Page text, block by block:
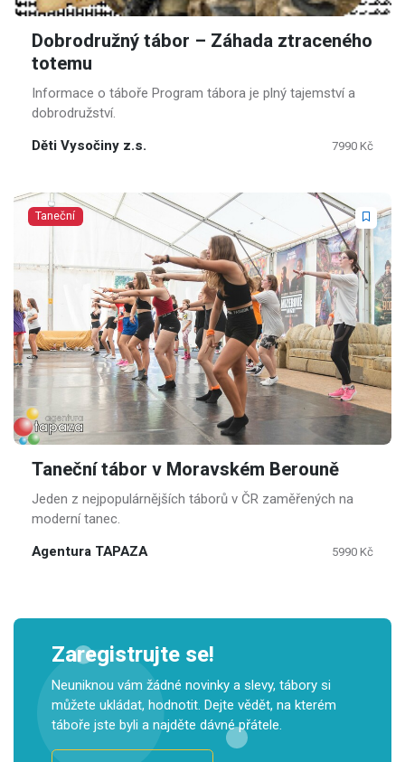
Dobrodružný tábor – Záhada ztraceného
totemu
Informace o táboře Program tábora je plný tajemství a
dobrodružství.
Děti Vysočiny z.s. 7990 Kč
Taneční
Taneční tábor v Moravském Berouně
Jeden z nejpopulárnějších táborů v ČR zaměřených na
moderní tanec.
Agentura TAPAZA 5990 Kč
Zaregistrujte se!
Neuniknou vám žádné novinky a slevy, tábory si
můžete ukládat, hodnotit. Dejte vědět, na kterém
táboře jste byli a najděte dávné přátele.